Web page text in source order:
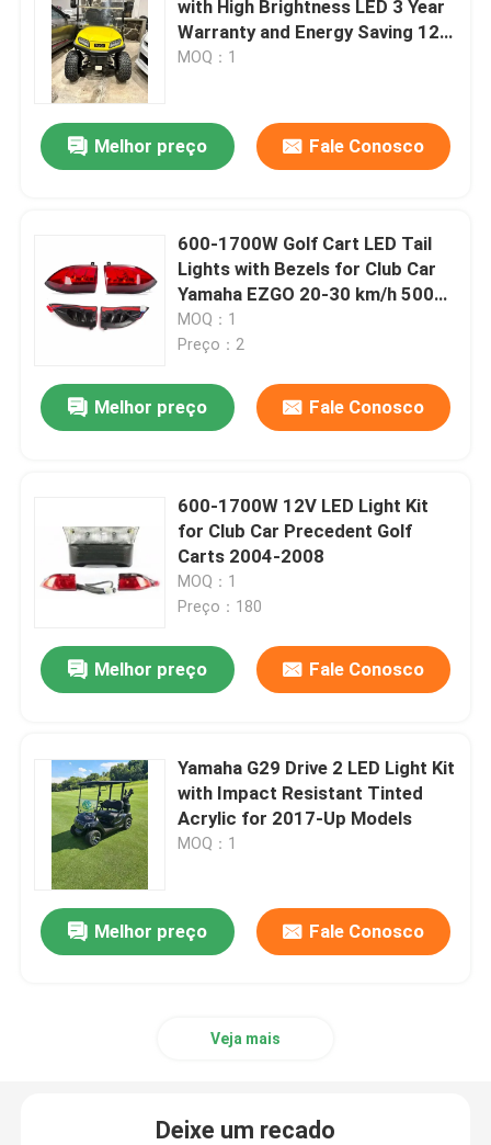
Carrinho de golfe Flip Seat
Cercos do carrinho de golfe
Peças do OEM do carro do clube
Bateria de lítio do carrinho de golfe
Peças do carrinho de golfe LVTONG
with High Brightness LED 3 Year
Warranty and Energy Saving 12V
Voltage
MOQ：1
Melhor preço Fale Conosco
600-1700W Golf Cart LED Tail
Lights with Bezels for Club Car
Yamaha EZGO 20-30 km/h 50000
Pieces/Year
MOQ：1
Preço：2
Melhor preço Fale Conosco
600-1700W 12V LED Light Kit
for Club Car Precedent Golf
Carts 2004-2008
MOQ：1
Preço：180
Melhor preço Fale Conosco
Yamaha G29 Drive 2 LED Light Kit
with Impact Resistant Tinted
Acrylic for 2017-Up Models
MOQ：1
Melhor preço Fale Conosco
Veja mais
Deixe um recado